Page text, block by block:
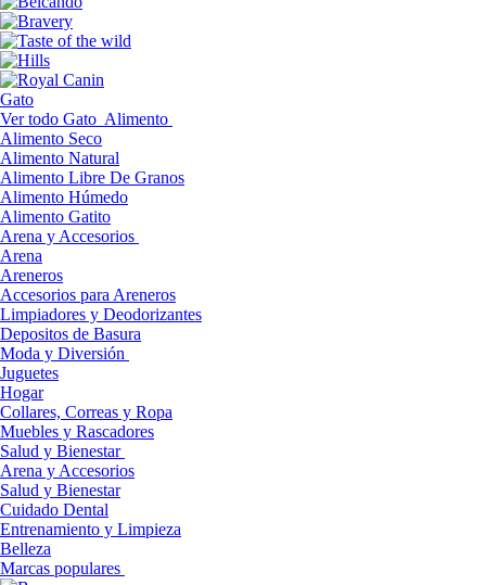
Gato
Ver todo Gato Alimento
Alimento Seco
Alimento Natural
Alimento Libre De Granos
Alimento Húmedo
Alimento Gatito
Arena y Accesorios
Arena
Areneros
Accesorios para Areneros
Limpiadores y Deodorizantes
Depositos de Basura
Moda y Diversión
Juguetes
Hogar
Collares, Correas y Ropa
Muebles y Rascadores
Salud y Bienestar
Arena y Accesorios
Salud y Bienestar
Cuidado Dental
Entrenamiento y Limpieza
Belleza
Marcas populares